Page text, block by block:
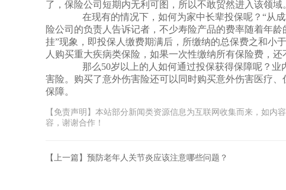
了，保险公司短期内无利可图，所以不敢贸然进入该
在现有的情况下，如何为家中长辈投保呢？“从成
险公司的负责人告诉记者，不少寿险产品的费率随着年
挂”现象，即投保人缴费期满后，所缴纳的总保费之和小
人购买重大疾病类保险，如果一次性缴纳所有保险费
那么50岁以上的人如何通过投保获得保障呢？业
害险。购买了意外伤害险还可以同时购买意外伤害医疗
保障。
【免责声明】本站部分新闻类资源信息为互联网收集而来，如
容，谢谢合作！
【上一篇】预防老年人关节炎应该注意哪些问题？